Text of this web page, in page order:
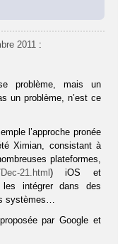
2011 :
problème, mais un
un problème, n’est ce
l’approche pronée
Ximian, consistant à
plateformes,
21.html ) iOS et
intégrer dans des
systèmes…
par Google et